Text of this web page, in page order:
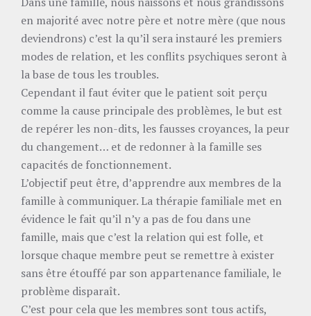
en majorité avec notre père et notre mère (que nous
deviendrons) c’est la qu’il sera instauré les premiers
modes de relation, et les conflits psychiques seront à
la base de tous les troubles.
Cependant il faut éviter que le patient soit perçu
comme la cause principale des problèmes, le but est
de repérer les non-dits, les fausses croyances, la peur
du changement… et de redonner à la famille ses
capacités de fonctionnement.
L’objectif peut être, d’apprendre aux membres de la
famille à communiquer. La thérapie familiale met en
évidence le fait qu’il n’y a pas de fou dans une
famille, mais que c’est la relation qui est folle, et
lorsque chaque membre peut se remettre à exister
sans être étouffé par son appartenance familiale, le
problème disparaît.
C’est pour cela que les membres sont tous actifs,